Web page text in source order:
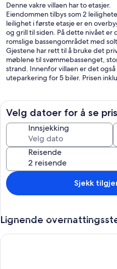
Denne vakre villaen har to etasjer.
Eiendommen tilbys som 2
leilighet i første etasje er en
og grill til siden. På dette nivået
romslige bassengområdet med
Gjestene har rett til å bruke det
møblene til svømmebassenget,
strand. Innenfor villaen er det
uteparkering for 5 biler. Prisen
Velg datoer for å se
Innsjekking
Reisende
Sjekk
Lignende
Amazing home in Sevid